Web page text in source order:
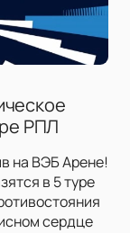
РПЛ
на ВЭБ Арене!
в 5 туре
сердце